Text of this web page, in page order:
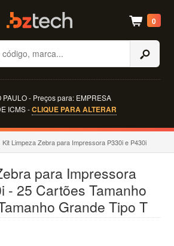
0
PAULO - Preços para: EMPRESA
ICMS -CLIQUE PARA ALTERAR
Kit Limpeza Zebra para Impressora P330i e P430i
para Impressora
- 25 Cartões Tamanho
Grande Tipo T